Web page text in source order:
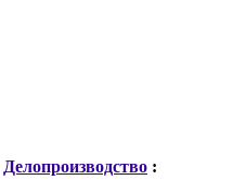
Делопроизводство :